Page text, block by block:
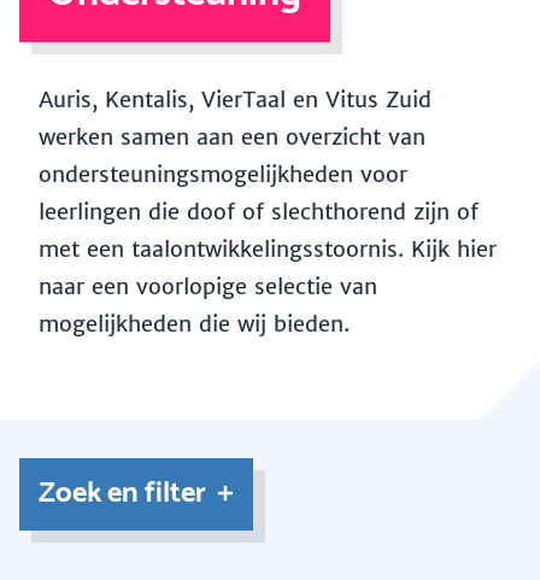
Auris, Kentalis, VierTaal en Vitus Zuid
werken samen aan een overzicht van
ondersteuningsmogelijkheden voor
leerlingen die doof of slechthorend zijn of
met een taalontwikkelingsstoornis. Kijk hier
naar een voorlopige selectie van
mogelijkheden die wij bieden.
Zoek en filter